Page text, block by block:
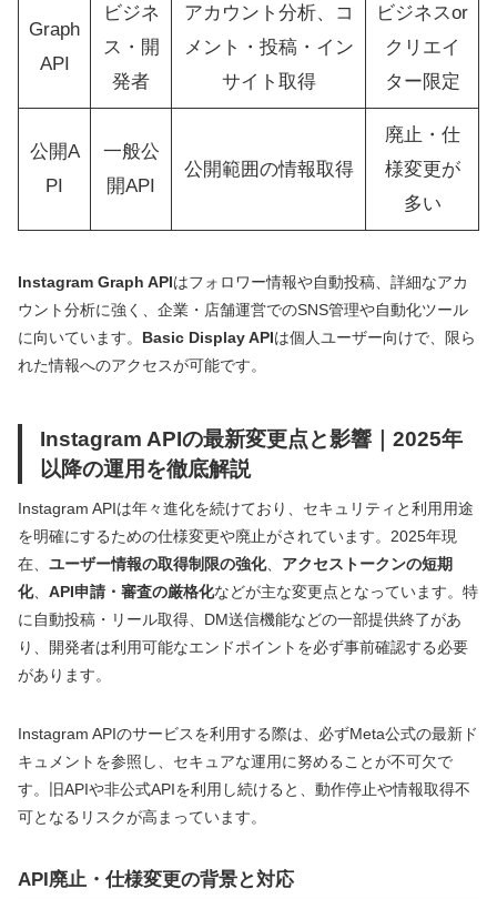
Graph
API
ビジネ
ス・開
発者
アカウント分析、コ
メント・投稿・イン
サイト取得
ビジネスor
クリエイ
ター限定
公開A
PI
一般公
開API
公開範囲の情報取得
廃止・仕
様変更が
多い
Instagram Graph APIはフォロワー情報や自動投稿、詳細なアカ
ウント分析に強く、企業・店舗運営でのSNS管理や自動化ツール
に向いています。 Basic Display APIは個人ユーザー向けで、限ら
れた情報へのアクセスが可能です。
Instagram APIの最新変更点と影響｜2025年
以降の運用を徹底解説
Instagram APIは年々進化を続けており、セキュリティと利用用途
を明確にするための仕様変更や廃止がされています。2025年現
在、 ユーザー情報の取得制限の強化、 アクセストークンの短期
化、 API申請・審査の厳格化などが主な変更点となっています。特
に自動投稿・リール取得、DM送信機能などの一部提供終了があ
り、開発者は利用可能なエンドポイントを必ず事前確認する必要
があります。
Instagram APIのサービスを利用する際は、必ずMeta公式の最新ド
キュメントを参照し、セキュアな運用に努めることが不可欠で
す。旧APIや非公式APIを利用し続けると、動作停止や情報取得不
可となるリスクが高まっています。
API廃止・仕様変更の背景と対応